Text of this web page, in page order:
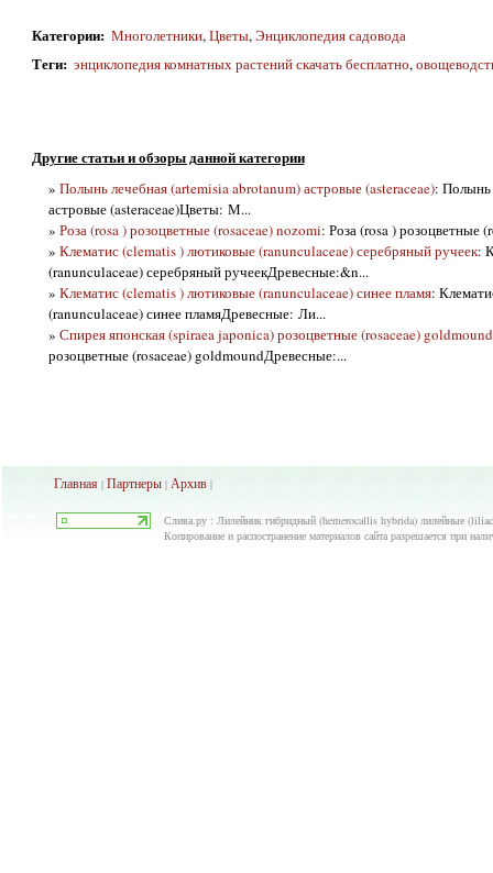
Категории: Многолетники,Цветы,Энциклопедия садовода
Теги: энциклопедия комнатных растений скачать бесплатно,
Другие статьи и обзоры данной категории
» Полынь лечебная (artemisia abrotanum) астровые (asteraceae): Полынь
астровые (asteraceae)Цветы: М...
» Роза (rosa ) розоцветные (rosaceae) nozomi: Роза (rosa ) розоцветные
» Клематис (clematis ) лютиковые (ranunculaceae) серебряный ручеек:
(ranunculaceae) серебряный ручеекДревесные:&n...
» Клематис (clematis ) лютиковые (ranunculaceae) синее пламя:
(ranunculaceae) синее пламяДревесные: Ли...
» Спирея японская (spiraea japonica) розоцветные (rosaceae) goldmound
розоцветные (rosaceae) goldmoundДревесные:...
Главная| Партнеры| Архив|
Слива.ру : Лилейник гибридный (hemerocallis hybrida) лилейные
Копирование и распостранение материалов сайта разрешается при